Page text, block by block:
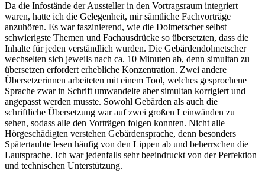
Da die Infostände der Aussteller in den Vortragsraum integriert
waren, hatte ich die Gelegenheit, mir sämtliche Fachvorträge
anzuhören. Es war faszinierend, wie die Dolmetscher selbst
schwierigste Themen und Fachausdrücke so übersetzten, dass die
Inhalte für jeden verständlich wurden. Die Gebärdendolmetscher
wechselten sich jeweils nach ca. 10 Minuten ab, denn simultan zu
übersetzen erfordert erhebliche Konzentration. Zwei andere
Übersetzerinnen arbeiteten mit einem Tool, welches gesprochene
Sprache zwar in Schrift umwandelte aber simultan korrigiert und
angepasst werden musste. Sowohl Gebärden als auch die
schriftliche Übersetzung war auf zwei großen Leinwänden zu
sehen, sodass alle den Vorträgen folgen konnten. Nicht alle
Hörgeschädigten verstehen Gebärdensprache, denn besonders
Spätertaubte lesen häufig von den Lippen ab und beherrschen die
Lautsprache. Ich war jedenfalls sehr beeindruckt von der Perfektion
und technischen Unterstützung.